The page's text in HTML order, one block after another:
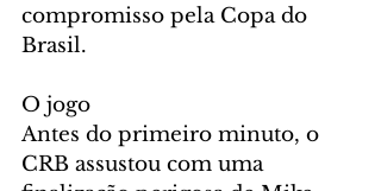
compromisso pela Copa do
Brasil.
O jogo
Antes do primeiro minuto, o
CRB assustou com uma